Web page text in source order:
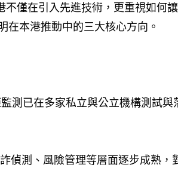
僅在引入先進技術，更重視如何
在本港推動中的三大核心方向。
測已在多家私立與公立機構測試與
偵測、風險管理等層面逐步成熟，